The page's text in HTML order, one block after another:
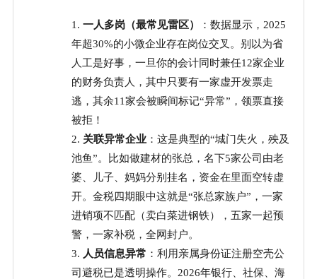
1. 一人多岗（最常见雷区） ：数据显示， 2025
年超30%的小微企业存在岗位交叉。别以为省
人工是好事，一旦你的会计同时兼任12家企业
的财务负责人，其中只要有一家虚开发票走
逃，其余11家会被瞬间标记“异常”，领票直接
被拒！
2. 关联异常企业：这是典型的“城门失火，殃及
池鱼”。比如做建材的张总，名下5家公司由老
婆、儿子、妈妈分别挂名，资金在里面空转虚
开。金税四期眼中这就是“张总家族户”，一家
进销项不匹配（卖白菜进钢铁），五家一起预
警，一家补税，全网封户。
3. 人员信息异常 ：利用亲属身份证注册空壳公
司避税已是透明操作。 2026年银行、社保、海